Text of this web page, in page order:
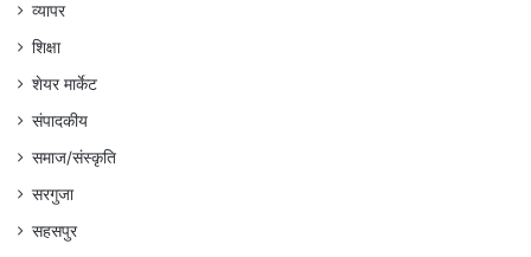
व्यापर
शिक्षा
शेयर मार्केट
संपादकीय
समाज/संस्कृति
सरगुजा
सहसपुर